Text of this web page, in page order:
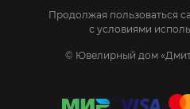
Продолжая пользоваться
с условиями
© Ювелирный дом